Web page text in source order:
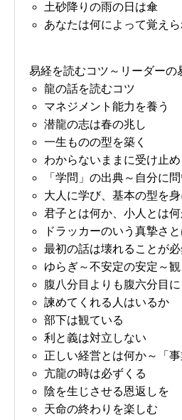
土砂降りの雨の日は傘
あなたは何によって覚え
易経を読むコツ～リーダーの
龍の話を読むコツ
マネジメント能力を養う
潜龍の志は春の兆し
一生ものの型を築く
わからないままに受け止め
「学問」の出典～自分に
大人に学び、基本の型を
君子とは何か、小人とは
ドラッカーのいう真摯さ
最初の話は壊れることが必
ゆらぎ～不安定の安定～観
腹八分目よりも腹六分目
諫めてくれる人はいるか
部下は観ている
利と義は対立しない
正しい経営とは何か～「
亢龍の時は必ずくる
陰を生じさせる恩返しを
天命の終わりを楽しむ